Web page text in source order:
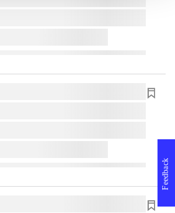
lorem ipsum dolor sit amet ...
lorem ipsum dolor sit amet ...
Feedback